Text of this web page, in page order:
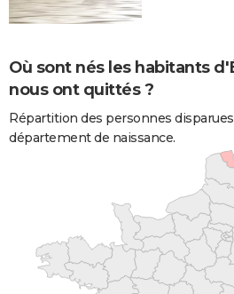
Où sont nés les habitants
nous ont quittés ?
Répartition des personnes
département de naissance.